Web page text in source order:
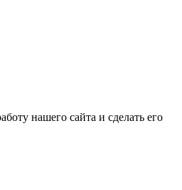
нашего сайта и сделать его